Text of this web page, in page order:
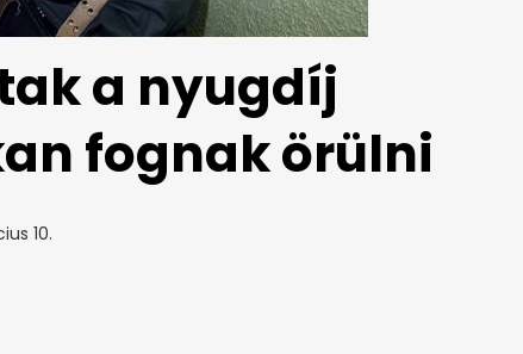
a nyugdíj
fognak örülni
10.